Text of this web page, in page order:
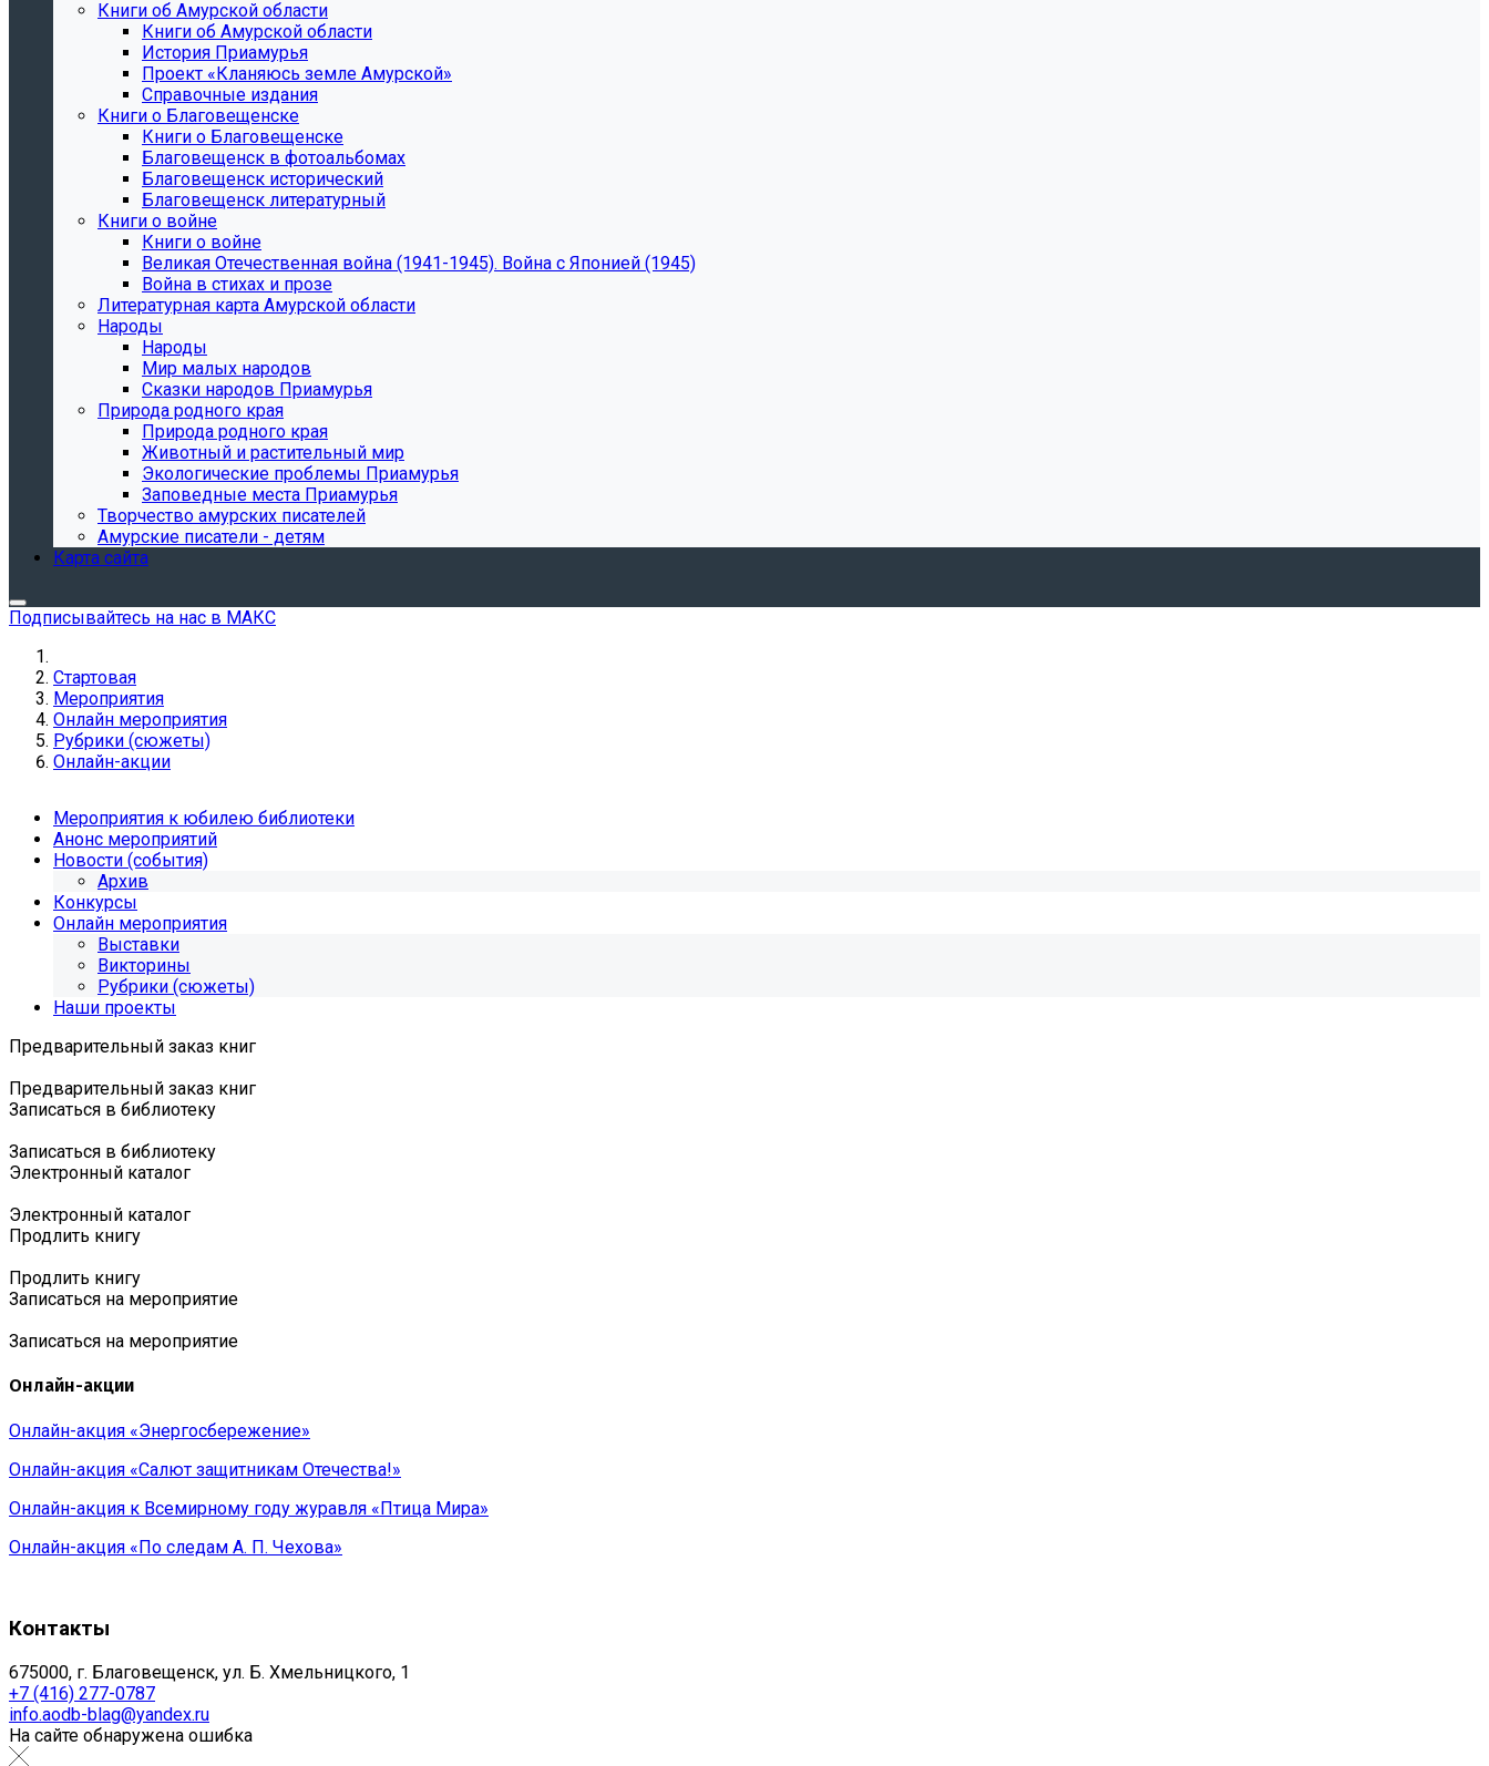
Книги об Амурской области
Книги об Амурской области
История Приамурья
Проект «Кланяюсь земле Амурской»
Справочные издания
Книги о Благовещенске
Книги о Благовещенске
Благовещенск в фотоальбомах
Благовещенск исторический
Благовещенск литературный
Книги о войне
Книги о войне
Великая Отечественная война (1941-1945). Война с Японией (1945)
Война в стихах и прозе
Литературная карта Амурской области
Народы
Народы
Мир малых народов
Сказки народов Приамурья
Природа родного края
Природа родного края
Животный и растительный мир
Экологические проблемы Приамурья
Заповедные места Приамурья
Творчество амурских писателей
Амурские писатели - детям
Карта сайта
Подписывайтесь на нас в МАКС
Стартовая
Мероприятия
Онлайн мероприятия
Рубрики (сюжеты)
Онлайн-акции
Мероприятия к юбилею библиотеки
Анонс мероприятий
Новости (события)
Архив
Конкурсы
Онлайн мероприятия
Выставки
Викторины
Рубрики (сюжеты)
Наши проекты
Предварительный заказ книг
Предварительный заказ книг
Записаться в библиотеку
Записаться в библиотеку
Электронный каталог
Электронный каталог
Продлить книгу
Продлить книгу
Записаться на мероприятие
Записаться на мероприятие
Онлайн-акции
Онлайн-акция «Энергосбережение»
Онлайн-акция «Салют защитникам Отечества!»
Онлайн-акция к Всемирному году журавля «Птица Мира»
Онлайн-акция «По следам А. П. Чехова»
Контакты
675000, г. Благовещенск, ул. Б. Хмельницкого, 1
+7 (416) 277-0787
info.aodb-blag@yandex.ru
На сайте обнаружена ошибка